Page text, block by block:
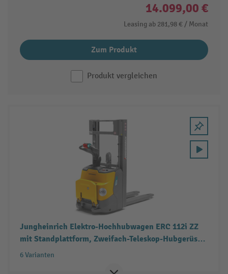
14.099,00 €
Leasing ab 281,98 € / Monat
Zum Produkt
Produkt vergleichen
Jungheinrich Elektro-Hochhubwagen ERC 112i ZZ
mit Standplattform, Zweifach-Teleskop-Hubgerüst,
Tragfähigkeit 1.200 kg
6 Varianten